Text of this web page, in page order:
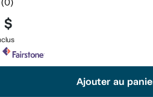
Aucune
cote
pour
ce
produit.
Lien
vers
$
Ajouter au